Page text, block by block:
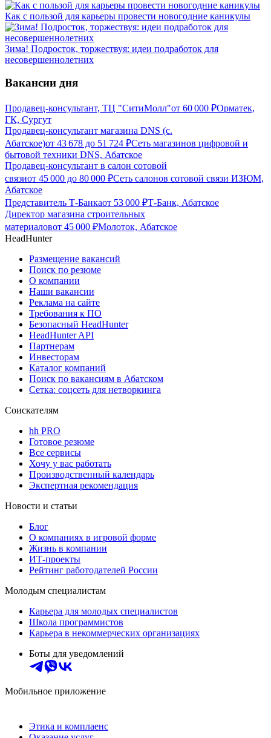
Как с пользой для карьеры провести новогодние каникулы
Зима! Подросток, торжествуя: идеи подработок для
несовершеннолетних
Вакансии дня
Продавец-консультант, ТЦ "СитиМолл"от 60 000 ₽Орматек,
ГК, Сургут
Продавец-консультант магазина DNS (с.
Абатское)от 43 678 до 51 724 ₽Сеть магазинов цифровой и
бытовой техники DNS, Абатское
Продавец-консультант в салон сотовой
связиот 45 000 до 80 000 ₽Сеть салонов сотовой связи ИЗЮМ,
Абатское
Представитель Т-Банкаот 53 000 ₽Т-Банк, Абатское
Директор магазина строительных
материаловот 45 000 ₽Молоток, Абатское
HeadHunter
Размещение вакансий
Поиск по резюме
О компании
Наши вакансии
Реклама на сайте
Требования к ПО
Безопасный HeadHunter
HeadHunter API
Партнерам
Инвесторам
Каталог компаний
Поиск по вакансиям в Абатском
Сетка: соцсеть для нетворкинга
Соискателям
hh PRO
Готовое резюме
Все сервисы
Хочу у вас работать
Производственный календарь
Экспертная рекомендация
Новости и статьи
Блог
О компаниях в игровой форме
Жизнь в компании
ИТ-проекты
Рейтинг работодателей России
Молодым специалистам
Карьера для молодых специалистов
Школа программистов
Карьера в некоммерческих организациях
Боты для уведомлений
Мобильное приложение
Этика и комплаенс